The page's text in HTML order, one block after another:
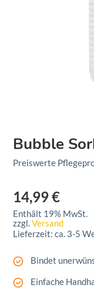
Bubble
Preiswerte
14,99€
Enthält 19% MwSt.
zzgl.Versand
Lieferzeit: ca. 3-5
Bindet
Einfache